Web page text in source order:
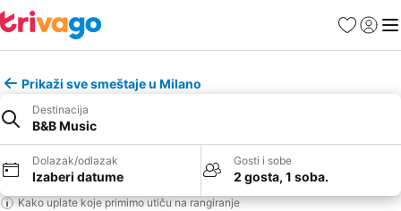
FavoritiPrijavi
Prikaži sve smeštaje u Milano
Destinacija
B&B Music
Dolazak/odlazak
Izaberi datume
Gosti i sobe
2 gosta, 1 soba.
Kako uplate koje primimo utiču na rangiranje